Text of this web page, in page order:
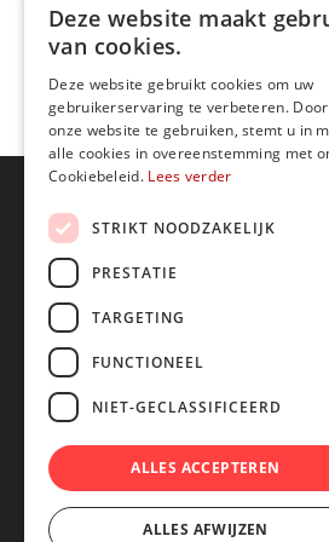
Niet waterdicht
Spatwaterdicht
Openingsuren
Maandag
Dinsdag
Donderdag
Vrijdag
Zondag
Deze website maakt
van cookies.
Deze website gebruikt cookies om uw
gebruikerservaring te verbeteren. Door
onze website te gebruiken, stemt u in
alle cookies in overeenstemming met
Cookiebeleid. Lees verder
STRIKT NOODZAKELIJK
PRESTATIE
TARGETING
FUNCTIONEEL
NIET-GECLASSIFICEERD
ALLES ACCEPTEREN
ALLES AFWIJZEN